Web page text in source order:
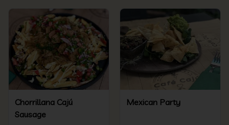
Chorrillana Cajú
Sausage
Mexican Party